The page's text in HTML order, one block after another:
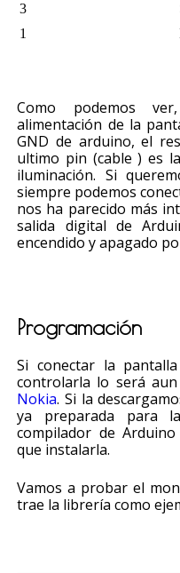
3
1
Como podemos
alimentación de la
GND de arduino, el
ultimo pin (cable ) es
iluminación. Si
siempre podemos
nos ha parecido más
salida digital de
encendido y apagado
Programación
Si conectar la
controlarla lo será
Nokia. Si la
ya preparada para
compilador de
que instalarla.
Vamos a probar el
trae la librería como